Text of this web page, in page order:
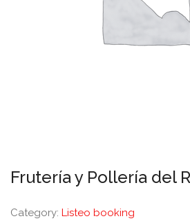
Frutería y Pollería del
Category: Listeo booking